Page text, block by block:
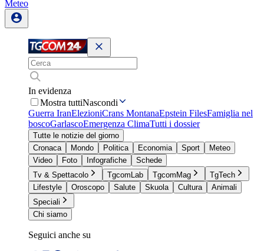
Meteo
In evidenza
Mostra tuttiNascondi
Guerra IranElezioniCrans MontanaEpstein FilesFamiglia nel
boscoGarlascoEmergenza ClimaTutti i dossier
Tutte le notizie del giorno
Cronaca
Mondo Politica Economia Sport
Meteo
Video
Foto Infografiche
Schede
Tv & Spettacolo
TgcomLab TgcomMag
TgTech
Lifestyle
Oroscopo Salute Skuola Cultura
Animali
Speciali
Chi siamo
Seguici anche su